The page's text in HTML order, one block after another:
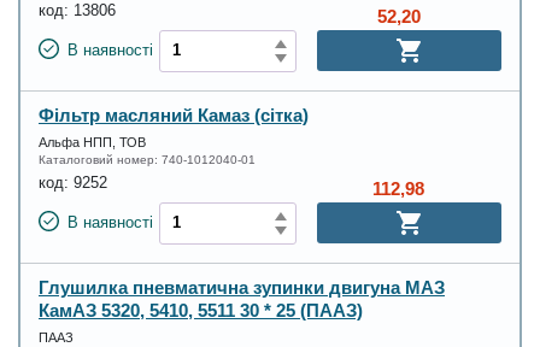
код: 13806
В наявності
52,20
Фільтр масляний Камаз (сітка)
Альфа НПП, ТОВ
Каталоговий номер: 740-1012040-01
код: 9252
В наявності
112,98
Глушилка пневматична зупинки двигуна МАЗ
КамАЗ 5320, 5410, 5511 30 * 25 (ПААЗ)
ПААЗ